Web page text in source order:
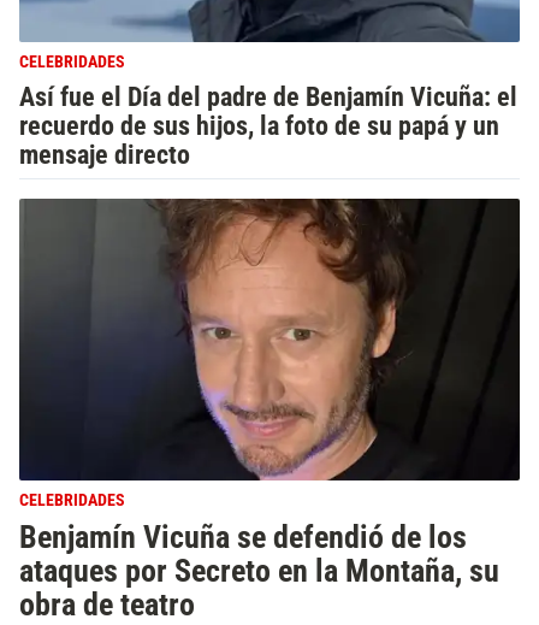
CELEBRIDADES
Así fue el Día del padre de Benjamín Vicuña: el
recuerdo de sus hijos, la foto de su papá y un
mensaje directo
CELEBRIDADES
Benjamín Vicuña se defendió de los
ataques por Secreto en la Montaña, su
obra de teatro